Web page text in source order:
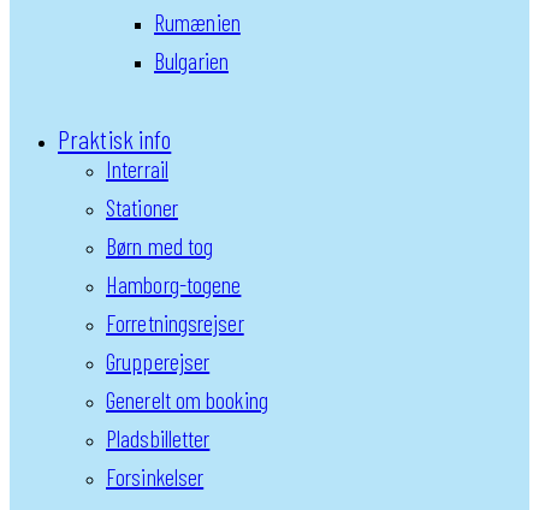
Rumænien
Bulgarien
Praktisk info
Interrail
Stationer
Børn med tog
Hamborg-togene
Forretningsrejser
Grupperejser
Generelt om booking
Pladsbilletter
Forsinkelser